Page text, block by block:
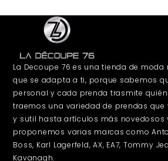
La Decoupe 76 es una tienda de
que se adapta a ti, porque sabemos
personal y cada prenda trasmite quién
traemos una variedad de prendas que
y sutil hasta artículos más novedosos
proponemos varias marcas como
Boss, Karl Lagerfeld, AX, EA7, Tommy
Kavanagh.